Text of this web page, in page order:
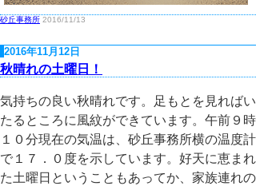
砂丘事務所 2016/11/13
2016年11月12日
秋晴れの土曜日！
気持ちの良い秋晴れです。足もとを見ればい
たるところに風紋ができています。午前９時
１０分現在の気温は、砂丘事務所横の温度計
で１７．０度を示しています。好天に恵まれ
た土曜日ということもあってか、家族連れの